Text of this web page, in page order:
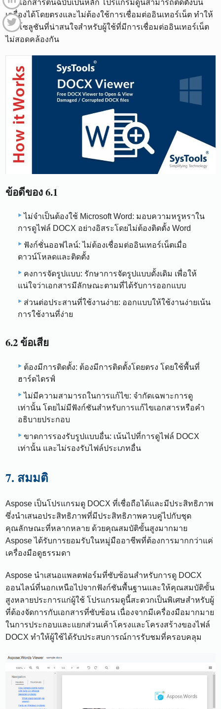
ของเอกสารต้นฉบับเป็นหลัก โปรแกรมดูนี้สามารถติดตั้งบน
เครื่องได้โดยตรงและไม่ต้องใช้การเชื่อมต่ออินเทอร์เน็ต ทำให้
เป็นโซลูชันที่น่าสนใจสำหรับผู้ใช้ที่มีการเชื่อมต่ออินเทอร์เน็ต
ไม่สอดคล้องกัน
ข้อดีของ 6.1
ไม่จำเป็นต้องใช้ Microsoft Word: มอบความหรูหราใน
การดูไฟล์ DOCX อย่างอิสระโดยไม่ต้องติดตั้ง Word
ฟังก์ชั่นออฟไลน์: ไม่ต้องเชื่อมต่ออินเทอร์เน็ตเมื่อ
ดาวน์โหลดและติดตั้ง
คงการจัดรูปแบบ: รักษาการจัดรูปแบบดั้งเดิม เพื่อให้
แน่ใจว่าเอกสารมีลักษณะตามที่ได้รับการออกแบบ
ส่วนต่อประสานที่ใช้งานง่าย: ออกแบบให้ใช้งานง่ายเน้น
การใช้งานที่ง่าย
6.2 ข้อเสีย
ต้องมีการติดตั้ง: ต้องมีการติดตั้งโดยตรง โดยใช้พื้นที่
ฮาร์ดไดรฟ์
ไม่มีความสามารถในการแก้ไข: จำกัดเฉพาะการดู
เท่านั้น โดยไม่มีฟังก์ชันสำหรับการแก้ไขเอกสารหรือคำ
อธิบายประกอบ
ขาดการรองรับรูปแบบอื่น: เน้นไปที่การดูไฟล์ DOCX
เท่านั้น และไม่รองรับไฟล์ประเภทอื่น
7. สมมติ
Aspose เป็นโปรแกรมดู DOCX ที่เชื่อถือได้และมีประสิทธิภาพ
ซึ่งนำเสนอประสิทธิภาพที่มีประสิทธิภาพควบคู่ไปกับชุด
คุณลักษณะที่หลากหลาย ด้วยคุณสมบัติขั้นสูงมากมาย
Aspose ได้รับการยอมรับในหมู่มืออาชีพที่ต้องการมากกว่าแค่
เครื่องมือดูธรรมดา
Aspose นำเสนอแพลตฟอร์มที่ซับซ้อนสำหรับการดู DOCX
ออนไลน์ที่นอกเหนือไปจากฟังก์ชันพื้นฐานและให้คุณสมบัติขั้น
สูงหลายประการแก่ผู้ใช้ โปรแกรมดูนี้สะดวกเป็นพิเศษสำหรับผู้
ที่ต้องจัดการกับเอกสารที่ซับซ้อน เนื่องจากมีเครื่องมือมากมาย
ในการประกอบและแยกส่วนเค้าโครงและโครงสร้างของไฟล์
DOCX ทำให้ผู้ใช้ได้รับประสบการณ์การรับชมที่ครอบคลุม